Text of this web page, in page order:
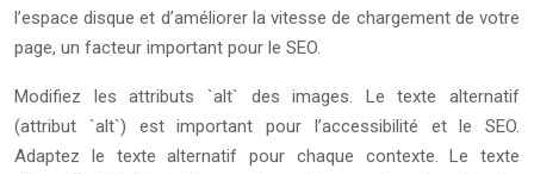
l’espace disque et d’améliorer la vitesse de chargement de votre
page, un facteur important pour le SEO.
Modifiez les attributs `alt` des images. Le texte alternatif
(attribut `alt`) est important pour l’accessibilité et le SEO.
Adaptez le texte alternatif pour chaque contexte. Le texte